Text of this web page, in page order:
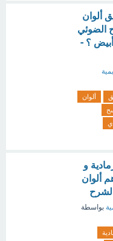
ألوان
الضوئي
؟ -
ألوان
و
ألوان
بواسطة